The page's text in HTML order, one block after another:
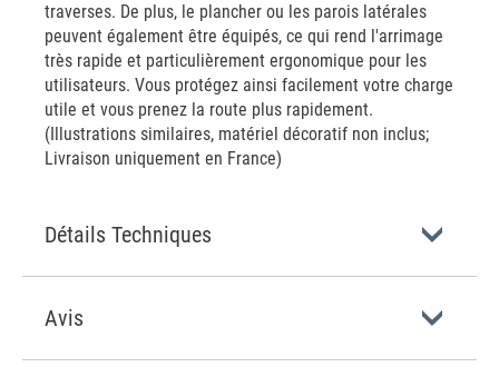
traverses. De plus, le plancher ou les parois latérales
peuvent également être équipés, ce qui rend l'arrimage
très rapide et particulièrement ergonomique pour les
utilisateurs. Vous protégez ainsi facilement votre charge
utile et vous prenez la route plus rapidement.
(Illustrations similaires, matériel décoratif non inclus;
Livraison uniquement en France)
Détails Techniques
Avis